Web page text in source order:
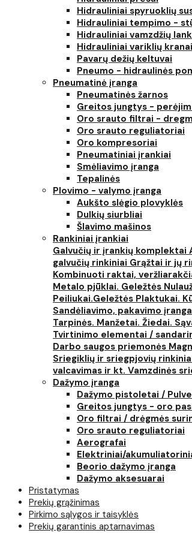
Hidrauliniai spyruoklių
Hidrauliniai tempimo -
Hidrauliniai vamzdžių
Hidrauliniai variklių kranai
Pavarų dežių keltuvai
Pneumo - hidraulinės
Pneumatinė įranga
Pneumatinės žarnos
Greitos jungtys -
Oro srauto filtrai -
Oro srauto reguliatoriai
Oro kompresoriai
Pneumatiniai įrankiai
Smėliavimo įranga
Tepalinės
Plovimo - valymo įranga
Aukšto slėgio plovyklės
Dulkių siurbliai
Šlavimo mašinos
Rankiniai įrankiai
Galvučių ir įrankių komplektai
galvučių rinkiniai Grąžtai ir jų
Kombinuoti raktai,
Metalo pjūklai. Geležtės
Peiliukai.Geležtės Plaktukai.
Sandėliavimo, pakavimo įranga
Tarpinės. Manžetai. Žiedai.
Tvirtinimo elementai /
Darbo saugos priemonės
Sriegiklių ir sriegpjovių
valcavimas ir kt. Vamzdinės
Dažymo įranga
Dažymo pistoletai /
Greitos jungtys - oro
Oro filtrai / drėgmės
Oro srauto reguliatoriai
Aerografai
Elektriniai/
Beorio dažymo įranga
Dažymo aksesuarai
Pristatymas
Prekių grąžinimas
Pirkimo sąlygos ir taisyklės
Prekių garantinis aptarnavimas